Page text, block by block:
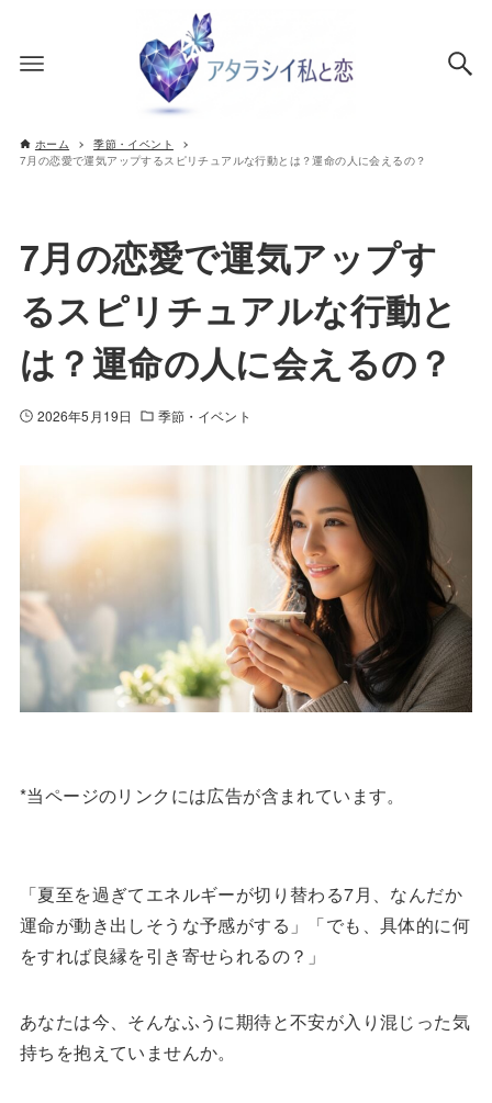
ホーム
季節・イベント
7月の恋愛で運気アップするスピリチュアルな行動とは？運命の人に会えるの？
7月の恋愛で運気アップす
るスピリチュアルな行動と
は？運命の人に会えるの？
2026年5月19日 季節・イベント
*当ページのリンクには広告が含まれています。
「夏至を過ぎてエネルギーが切り替わる7月、なんだか
運命が動き出しそうな予感がする」「でも、具体的に何
をすれば良縁を引き寄せられるの？」
あなたは今、そんなふうに期待と不安が入り混じった気
持ちを抱えていませんか。